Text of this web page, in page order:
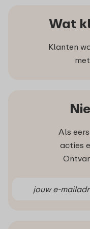
Wat
Klanten
Als
acties